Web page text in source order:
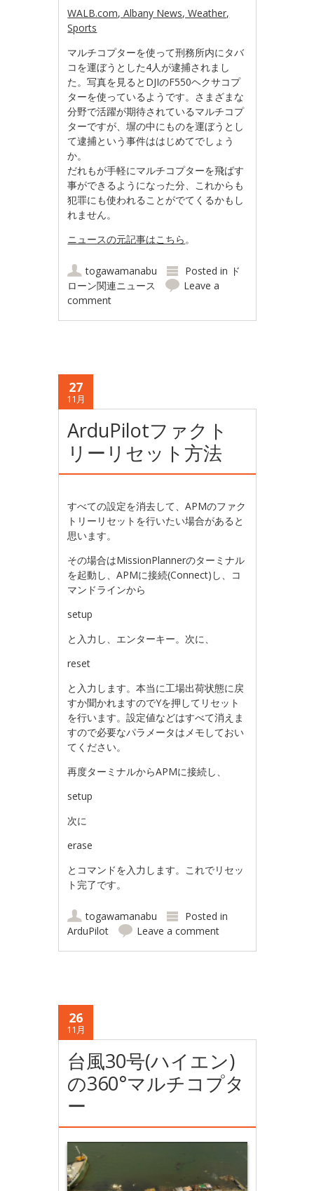
WALB.com, Albany News, Weather,
Sports
マルチコプターを使って刑務所内にタバ
コを運ぼうとした4人が逮捕されまし
た。写真を見るとDJIのF550ヘクサコプ
ターを使っているようです。さまざまな
分野で活躍が期待されているマルチコプ
ターですが、塀の中にものを運ぼうとし
て逮捕という事件ははじめてでしょう
か。
だれもが手軽にマルチコプターを飛ばす
事ができるようになった分、これからも
犯罪にも使われることがでてくるかもし
れません。
ニュースの元記事はこちら。
togawamanabu Posted in ド
ローン関連ニュース
Leave a
comment
27
11月
ArduPilotファクト
リーリセット方法
すべての設定を消去して、APMのファク
トリーリセットを行いたい場合があると
思います。
その場合はMissionPlannerのターミナル
を起動し、APMに接続(Connect)し、コ
マンドラインから
setup
と入力し、エンターキー。次に、
reset
と入力します。本当に工場出荷状態に戻
すか聞かれますのでYを押してリセット
を行います。設定値などはすべて消えま
すので必要なパラメータはメモしておい
てください。
再度ターミナルからAPMに接続し、
setup
次に
erase
とコマンドを入力します。これでリセッ
ト完了です。
togawamanabu
Posted in
ArduPilot
Leave a comment
26
11月
台風30号(ハイエン)
の360°マルチコプタ
ー